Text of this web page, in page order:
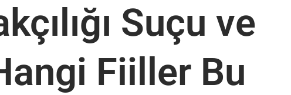
Suçu ve
Fiiller Bu